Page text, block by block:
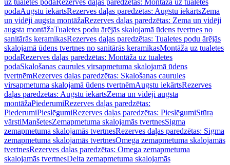
uz tualetes podaRezerves daļas paredzētas: Montāža uz tualetes
podaAugstu iekārtsRezerves daļas paredzētas: Augstu iekārtsZema
un vidēji augsta montāžaRezerves daļas paredzētas: Zema un vidēji
augsta montāžaTualetes podu ārējās skalojamā ūdens tvertnes no
sanitārās keramikasRezerves daļas paredzētas: Tualetes podu ārējās
skalojamā ūdens tvertnes no sanitārās keramikasMontāža uz tualetes
podaRezerves daļas paredzētas: Montāža uz tualetes
podaSkalošanas caurules virsapmetuma skalojamā ūdens
tvertnēmRezerves daļas paredzētas: Skalošanas caurules
virsapmetuma skalojamā ūdens tvertnēmAugstu iekārtsRezerves
daļas paredzētas: Augstu iekārtsZema un vidēji augsta
montāžaPiederumiRezerves daļas paredzētas:
PiederumiPieslēgumiRezerves daļas paredzētas: PieslēgumiStūra
vārstiManšetesZemapmetuma skalojamās tvertnesSigma
zemapmetuma skalojamās tvertnesRezerves daļas paredzētas: Sigma
zemapmetuma skalojamās tvertnesOmega zemapmetuma skalojamās
tvertnesRezerves daļas paredzētas: Omega zemapmetuma
skalojamās tvertnesDelta zemapmetuma skalojamās